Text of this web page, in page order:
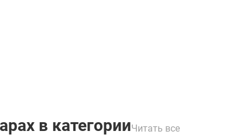
в категорииЧитать все